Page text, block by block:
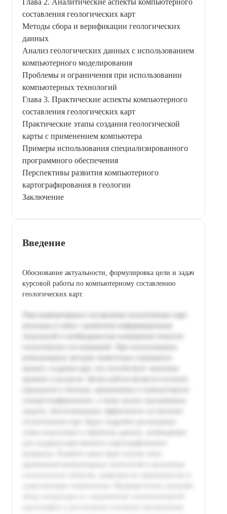
составления геологических карт
Методы сбора и верификации геологических
данных
Анализ геологических данных с использованием
компьютерного моделирования
Проблемы и ограничения при использовании
компьютерных технологий
Глава 3. Практические аспекты компьютерного
составления геологических карт
Практические этапы создания геологической
карты с применением компьютера
Примеры использования специализированного
программного обеспечения
Перспективы развития компьютерного
картографирования в геологии
Заключение
Введение
Обоснование актуальности, формулировка цели и задач
курсовой работы по компьютерному составлению
геологических карт.